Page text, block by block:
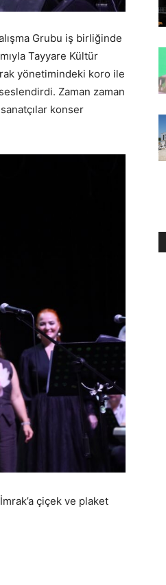
Grubu iş birliğinde
Tayyare Kültür
yönetimindeki koro ile
Zaman zaman
konser
çiçek ve plaket